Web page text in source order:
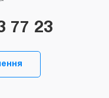
77 23